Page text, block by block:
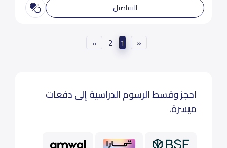
التفاصيل
«
1
2
»
احجز وقسط الرسوم الدراسية إلى دفعات
ميسرة.